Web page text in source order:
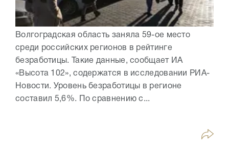
Волгоградская область заняла 59-ое место
среди российских регионов в рейтинге
безработицы. Такие данные, сообщает ИА
«Высота 102», содержатся в исследовании РИА-
Новости. Уровень безработицы в регионе
составил 5,6%. По сравнению с...